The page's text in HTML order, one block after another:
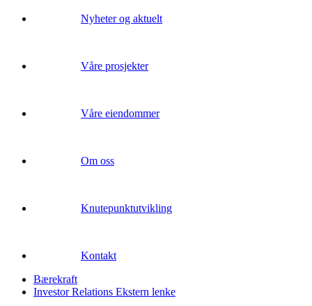
Nyheter og aktuelt
Våre prosjekter
Våre eiendommer
Om oss
Knutepunktutvikling
Kontakt
Bærekraft
Investor Relations Ekstern lenke